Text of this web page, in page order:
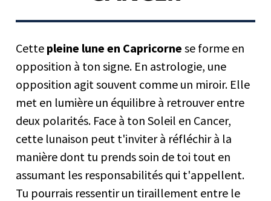
Cette pleine lune en Capricorne se forme en
opposition à ton signe. En astrologie, une
opposition agit souvent comme un miroir. Elle
met en lumière un équilibre à retrouver entre
deux polarités. Face à ton Soleil en Cancer,
cette lunaison peut t'inviter à réfléchir à la
manière dont tu prends soin de toi tout en
assumant les responsabilités qui t'appellent.
Tu pourrais ressentir un tiraillement entre le